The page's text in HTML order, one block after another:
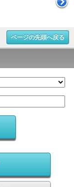
ページの先頭へ戻る